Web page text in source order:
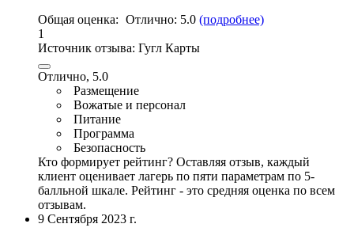
Общая оценка: Отлично: 5.0 (подробнее)
1
Источник отзыва: Гугл Карты
Отлично, 5.0
Размещение
Вожатые и персонал
Питание
Программа
Безопасность
Кто формирует рейтинг? Оставляя отзыв, каждый
клиент оценивает лагерь по пяти параметрам по 5-
балльной шкале. Рейтинг - это средняя оценка по всем
отзывам.
9 Сентября 2023 г.